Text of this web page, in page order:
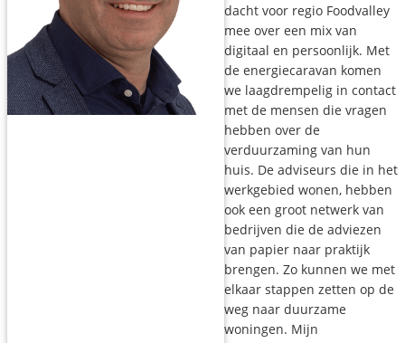
dacht voor regio Foodvalley
mee over een mix van
digitaal en persoonlijk. Met
de energiecaravan komen
we laagdrempelig in contact
met de mensen die vragen
hebben over de
verduurzaming van hun
huis. De adviseurs die in het
werkgebied wonen, hebben
ook een groot netwerk van
bedrijven die de adviezen
van papier naar praktijk
brengen. Zo kunnen we met
elkaar stappen zetten op de
weg naar duurzame
woningen. Mijn